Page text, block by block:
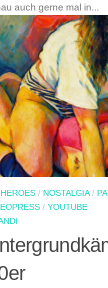
auch gerne mal in...
HEROES / NOSTALGIA/
/ YOUTUBE